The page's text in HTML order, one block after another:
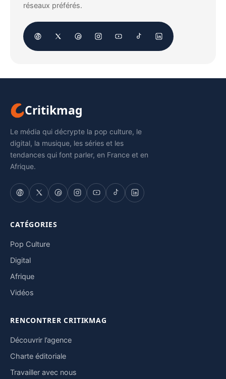
réseaux préférés.
Critikmag
Le média qui décrypte la pop culture, le
digital, la musique, les séries et les
tendances qui font parler, en France et en
Afrique.
CATÉGORIES
Pop Culture
Digital
Afrique
Vidéos
RENCONTRER CRITIKMAG
Découvrir l’agence
Charte éditoriale
Travailler avec nous